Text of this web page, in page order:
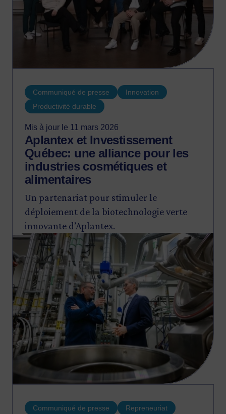
Communiqué de presse
Innovation
Productivité durable
Mis à jour le 11 mars 2026
Aplantex et Investissement
Québec: une alliance pour les
industries cosmétiques et
alimentaires
Un partenariat pour stimuler le
déploiement de la biotechnologie verte
innovante d’Aplantex.
Image
Communiqué de presse Repreneuriat